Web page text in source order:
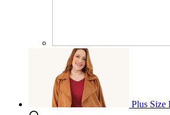
Plus Size